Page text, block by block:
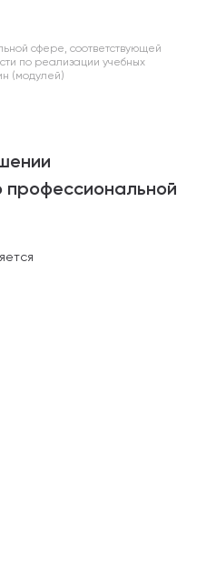
сфере, соответствующей
по реализации учебных
(модулей)
профессиональной